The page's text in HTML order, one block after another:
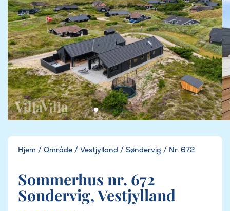
Hjem / Område / Vestjylland / Søndervig / Nr. 672
Sommerhus nr. 672
Søndervig, Vestjylland